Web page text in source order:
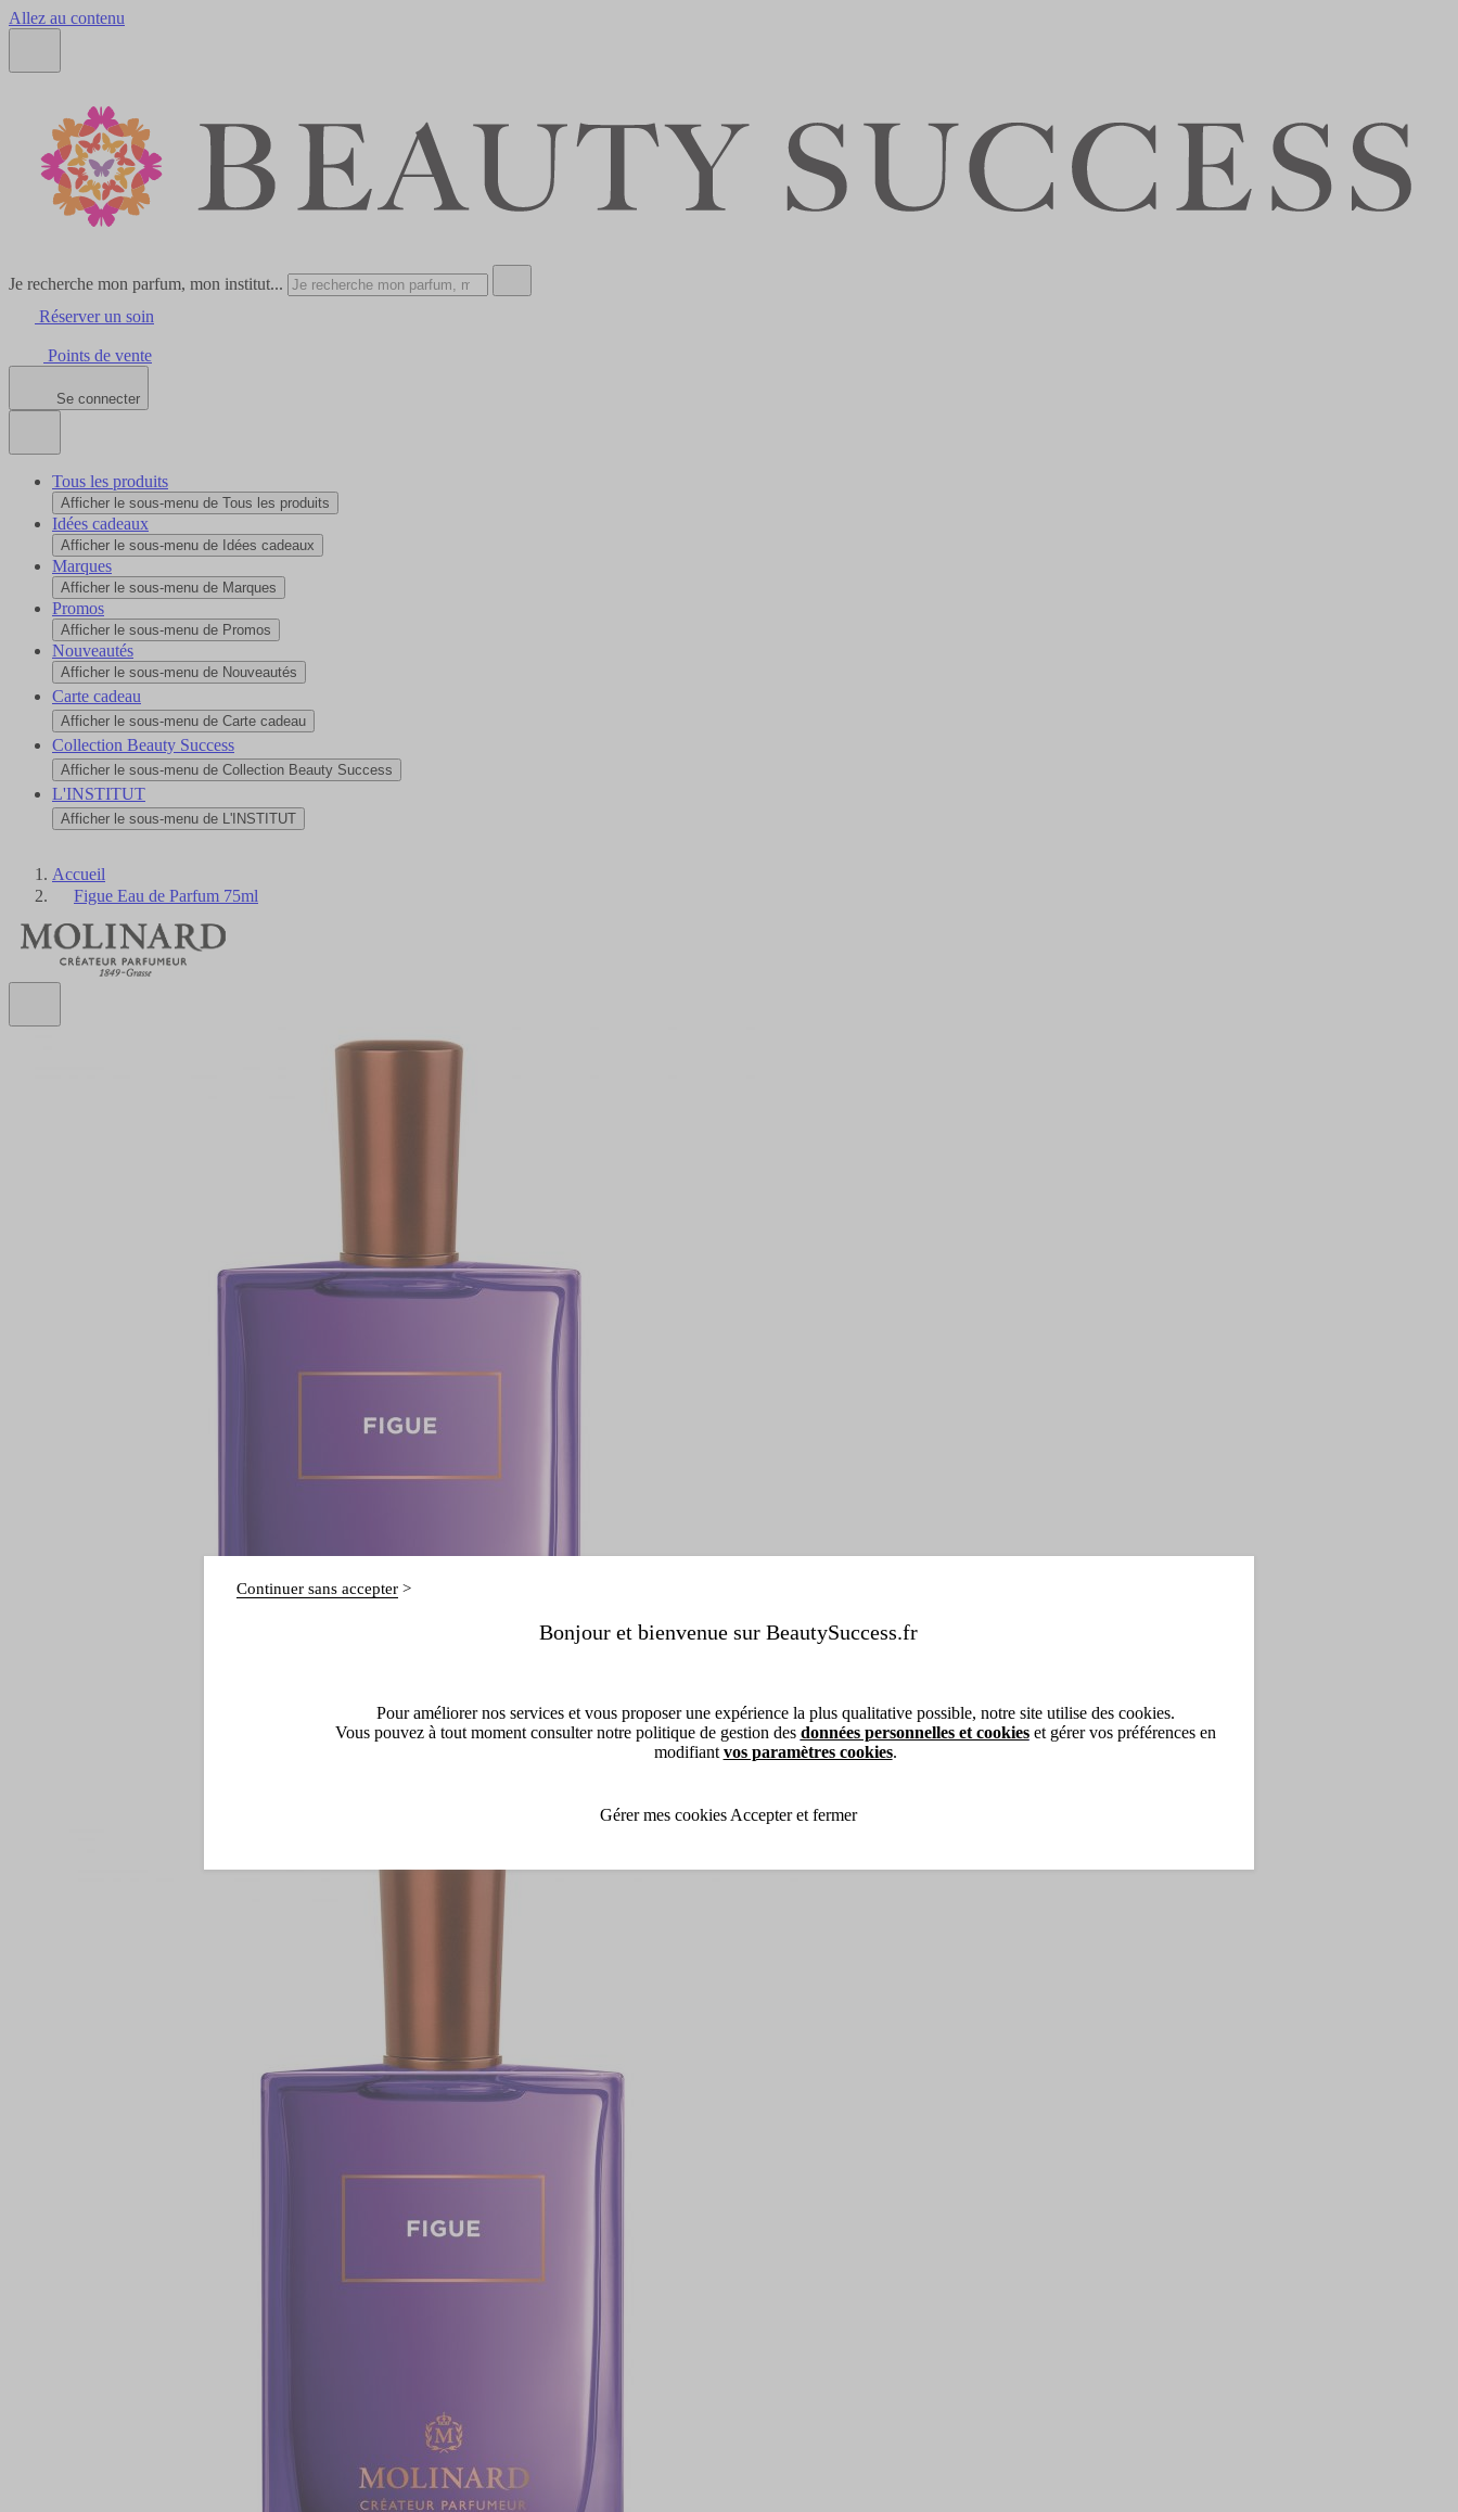
Allez au contenu
Je recherche mon parfum, mon institut...
Réserver un soin
Points de vente
Se connecter
Tous les produits
Afficher le sous-menu de Tous les produits
Idées cadeaux
Afficher le sous-menu de Idées cadeaux
Marques
Afficher le sous-menu de Marques
Promos
Afficher le sous-menu de Promos
Nouveautés
Afficher le sous-menu de Nouveautés
Carte cadeau
Afficher le sous-menu de Carte cadeau
Collection Beauty Success
Afficher le sous-menu de Collection Beauty Success
L'INSTITUT
Afficher le sous-menu de L'INSTITUT
Accueil
Figue Eau de Parfum 75ml
Bonjour et bienvenue sur BeautySuccess.fr
Continuer sans accepter
Pour améliorer nos services et vous proposer une expérience la plus qualitative possible, notre site utilise des cookies.
Vous pouvez à tout moment consulter notre politique de gestion des données personnelles et cookieset gérer vos préférences en
modifiant vos paramètres cookies.
Gérer mes cookies Accepter et fermer